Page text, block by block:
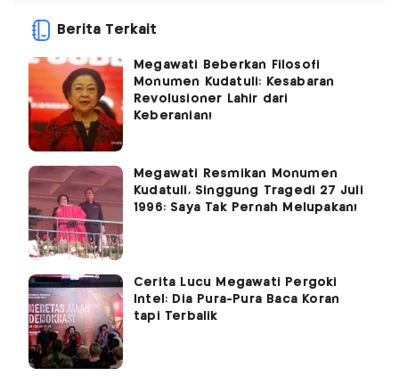
Berita Terkait
Megawati Beberkan Filosofi
Monumen Kudatuli: Kesabaran
Revolusioner Lahir dari
Keberanian!
Megawati Resmikan Monumen
Kudatuli, Singgung Tragedi 27 Juli
1996: Saya Tak Pernah Melupakan!
Cerita Lucu Megawati Pergoki
Intel: Dia Pura-Pura Baca Koran
tapi Terbalik